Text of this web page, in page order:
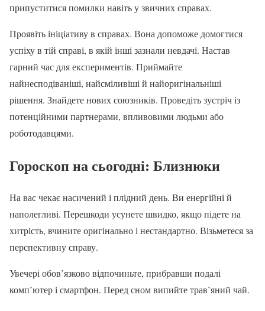
припуститися помилки навіть у звичних справах.
Проявіть ініціативу в справах. Вона допоможе домогтися
успіху в тій справі, в якій інші зазнали невдачі. Настав
гарний час для експериментів. Приймайте
найнесподіваніші, найсміливіші й найоригінальніші
рішення. Знайдете нових союзників. Проведіть зустріч із
потенційними партнерами, впливовими людьми або
роботодавцями.
Гороскоп на сьогодні: Близнюки
На вас чекає насичений і плідний день. Ви енергійні й
наполегливі. Перешкоди усунете швидко, якщо підете на
хитрість, вчините оригінально і нестандартно. Візьметеся за
перспективну справу.
Увечері обов’язково відпочиньте, прибравши подалі
комп’ютер і смартфон. Перед сном випийте трав’яний чай.